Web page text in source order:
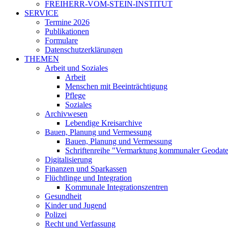
FREIHERR-VOM-STEIN-INSTITUT
SERVICE
Termine 2026
Publikationen
Formulare
Datenschutzerklärungen
THEMEN
Arbeit und Soziales
Arbeit
Menschen mit Beeinträchtigung
Pflege
Soziales
Archivwesen
Lebendige Kreisarchive
Bauen, Planung und Vermessung
Bauen, Planung und Vermessung
Schriftenreihe "Vermarktung kommunaler
Digitalisierung
Finanzen und Sparkassen
Flüchtlinge und Integration
Kommunale Integrationszentren
Gesundheit
Kinder und Jugend
Polizei
Recht und Verfassung